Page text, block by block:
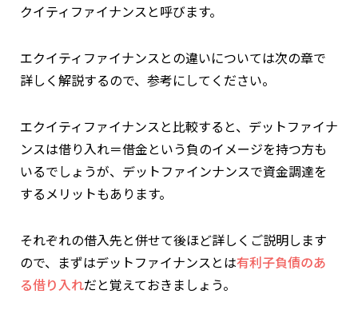
クイティファイナンスと呼びます。
エクイティファイナンスとの違いについては次の章で
詳しく解説するので、参考にしてください。
エクイティファイナンスと比較すると、デットファイナ
ンスは借り入れ＝借金という負のイメージを持つ方も
いるでしょうが、デットファインナンスで資金調達を
するメリットもあります。
それぞれの借入先と併せて後ほど詳しくご説明します
ので、まずはデットファイナンスとは有利子負債のあ
る借り入れだと覚えておきましょう。